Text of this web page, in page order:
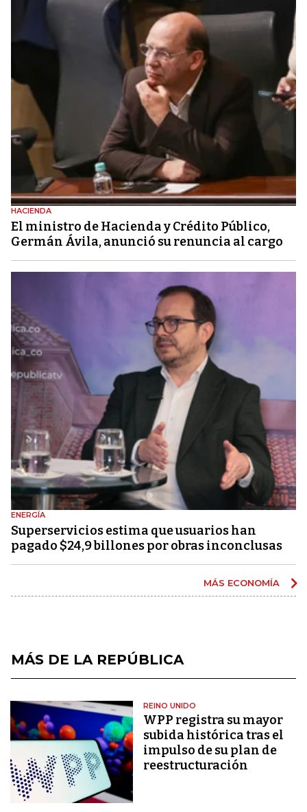
HACIENDA
El ministro de Hacienda y Crédito Público,
Germán Ávila, anunció su renuncia al cargo
ENERGÍA
Superservicios estima que usuarios han
pagado $24,9 billones por obras inconclusas
MÁS ECONOMÍA
MÁS DE LA REPÚBLICA
REINO UNIDO
WPP registra su mayor
subida histórica tras el
impulso de su plan de
reestructuración